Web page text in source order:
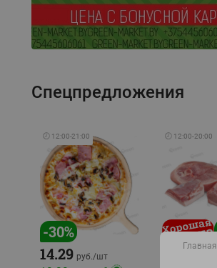
Спецпредложения
🕘 12:00-21:00
-30%
14.29 руб./шт
🕘 12:00-20:00
Главная